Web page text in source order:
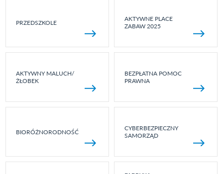
PRZEDSZKOLE
AKTYWNE PLACE
ZABAW 2025
AKTYWNY MALUCH/
ŻŁOBEK
BEZPŁATNA POMOC
PRAWNA
BIORÓŻNORODNOŚĆ
CYBERBEZPIECZNY
SAMORZĄD